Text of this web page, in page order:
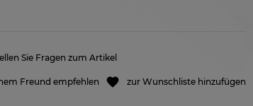
Sie Fragen zum Artikel
Freund empfehlen zur Wunschliste hinzufügen